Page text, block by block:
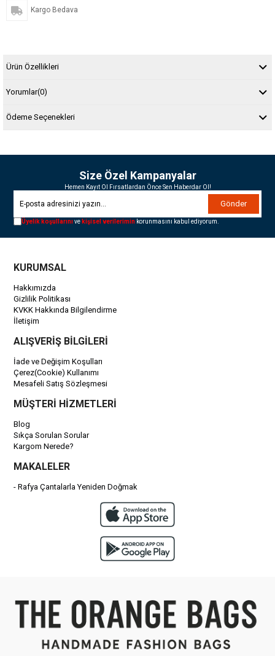
Kargo Bedava
Ürün Özellikleri
Yorumlar(0)
Ödeme Seçenekleri
Size Özel Kampanyalar
Hemen Kayıt Ol Fırsatlardan Önce Sen Haberdar Ol!
Gönder
Üyelik koşullarınıve kişisel verilerimin korunmasını kabul ediyorum.
KURUMSAL
Hakkımızda
Gizlilik Politikası
KVKK Hakkında Bilgilendirme
İletişim
ALIŞVERİŞ BİLGİLERİ
İade ve Değişim Koşulları
Çerez(Cookie) Kullanımı
Mesafeli Satış Sözleşmesi
MÜŞTERİ HİZMETLERİ
Blog
Sıkça Sorulan Sorular
Kargom Nerede?
MAKALELER
- Rafya Çantalarla Yeniden Doğmak